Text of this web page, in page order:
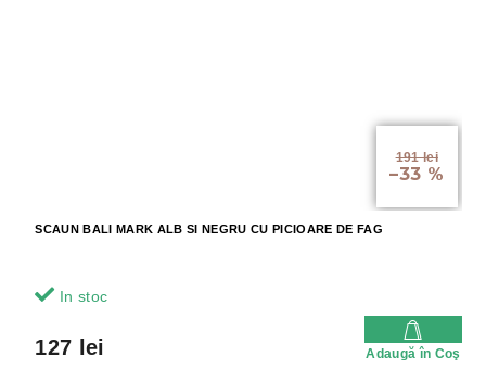
191 lei
–33 %
SCAUN BALI MARK ALB SI NEGRU CU PICIOARE DE FAG
In stoc
127 lei Adaugă în Coş